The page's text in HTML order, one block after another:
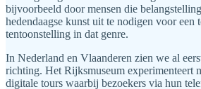
bijvoorbeeld door mensen die
hedendaagse kunst uit te nodigen voor een
tentoonstelling in dat genre.
In Nederland en Vlaanderen zien we al
richting. Het Rijksmuseum experimenteert
digitale tours waarbij bezoekers via hun